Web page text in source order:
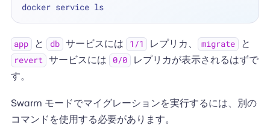
app と db サービスには 1/1 レプリカ、 migrate と
revert サービスには 0/0
レプリカが表示されるはずで
す。
Swarm モードでマイグレーションを実行するには、別の
コマンドを使用する必要があります。